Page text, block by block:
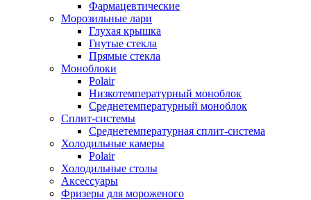
Фармацевтические
Морозильные лари
Глухая крышка
Гнутые стекла
Прямые стекла
Моноблоки
Polair
Низкотемпературный моноблок
Среднетемпературный моноблок
Сплит-системы
Среднетемпературная сплит-система
Холодильные камеры
Polair
Холодильные столы
Аксессуары
Фризеры для мороженого